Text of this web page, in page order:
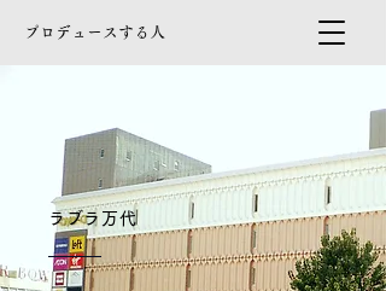
プロデュースする人
ラブラ万代